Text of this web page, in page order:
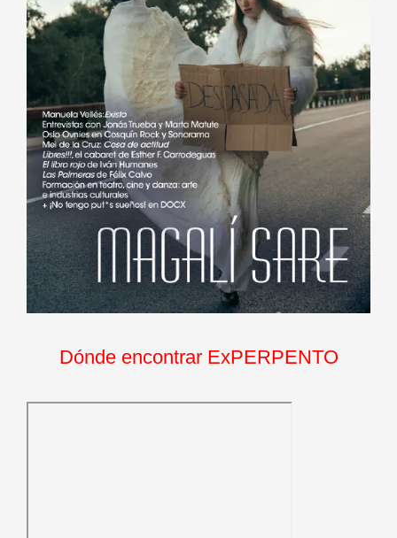
Dónde encontrar ExPERPENTO